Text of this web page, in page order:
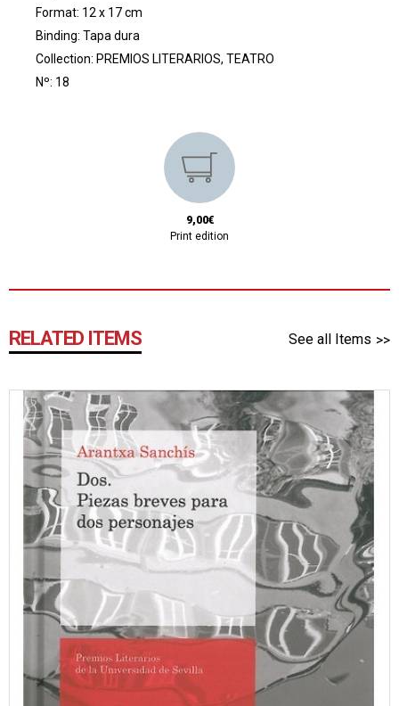
Format: 12 x 17 cm
Binding: Tapa dura
Collection: PREMIOS LITERARIOS, TEATRO
Nº: 18
9,00€
Print edition
RELATED ITEMS See all Items